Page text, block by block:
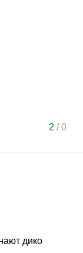
2 /0
дико